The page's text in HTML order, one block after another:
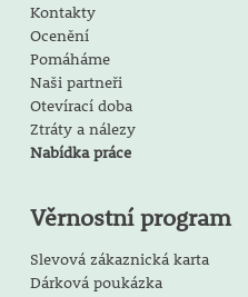
Kontakty
Ocenění
Pomáháme
Naši partneři
Otevírací doba
Ztráty a nálezy
Nabídka práce
Věrnostní program
Slevová zákaznická karta
Dárková poukázka